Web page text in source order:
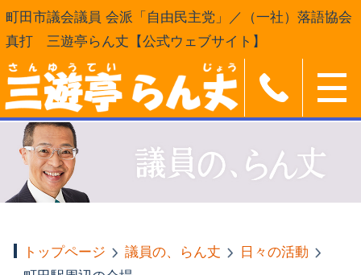
町田市議会議員 会派「自由民主党」／（一社）落語協会
真打 三遊亭らん丈【公式ウェブサイト】
トップページ 議員の、らん丈
日々の活動